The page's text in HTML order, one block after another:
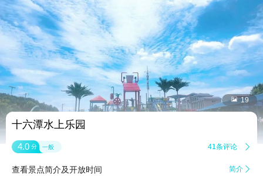
 19
十六潭水上乐园
4.0 分 一般 41条评论 
查看景点简介及开放时间 简介 
